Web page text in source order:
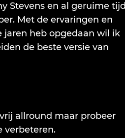
Stevens en al geruime tijd
Met de ervaringen en
jaren heb opgedaan wil ik
de beste versie van
allround maar probeer
verbeteren.